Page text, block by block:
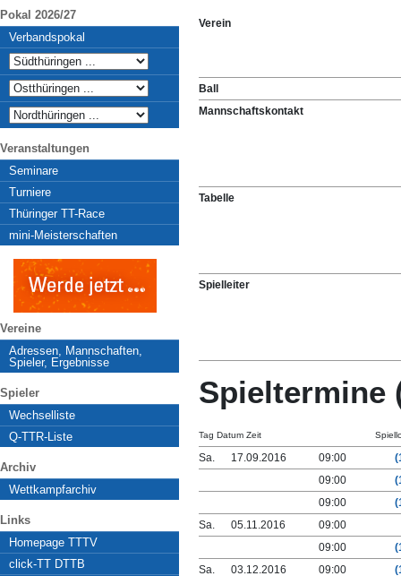
Pokal 2026/27
Verbandspokal
Veranstaltungen
Seminare
Turniere
Thüringer TT-Race
mini-Meisterschaften
Vereine
Adressen, Mannschaften,
Spieler, Ergebnisse
Spieler
Wechselliste
Q-TTR-Liste
Archiv
Wettkampfarchiv
Links
Homepage TTTV
click-TT DTTB
Verein
Ball
Mannschaftskontakt
Tabelle
Spielleiter
Spieltermine
Tag Datum Zeit
Sa. 17.09.2016 09:00
09:00
09:00
Sa.
05.11.2016
09:00
09:00
Sa.
03.12.2016 09:00